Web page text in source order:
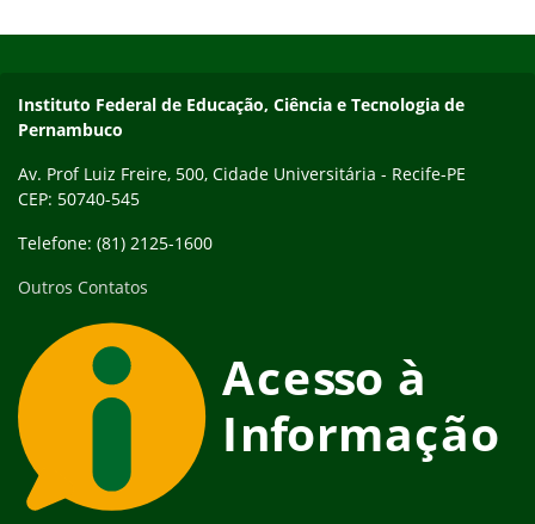
Instituto Federal de Educação, Ciência e Tecnologia de
Pernambuco
Av. Prof Luiz Freire, 500, Cidade Universitária - Recife-PE
CEP: 50740-545
Telefone: (81) 2125-1600
Outros Contatos